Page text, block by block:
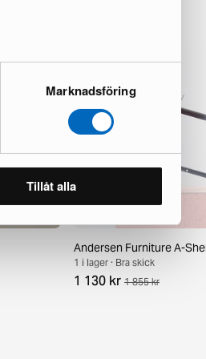
Marknadsföring
Tillåt alla
Andersen Furniture A-
1 i lager · Bra skick
1 130 kr 1 855 kr